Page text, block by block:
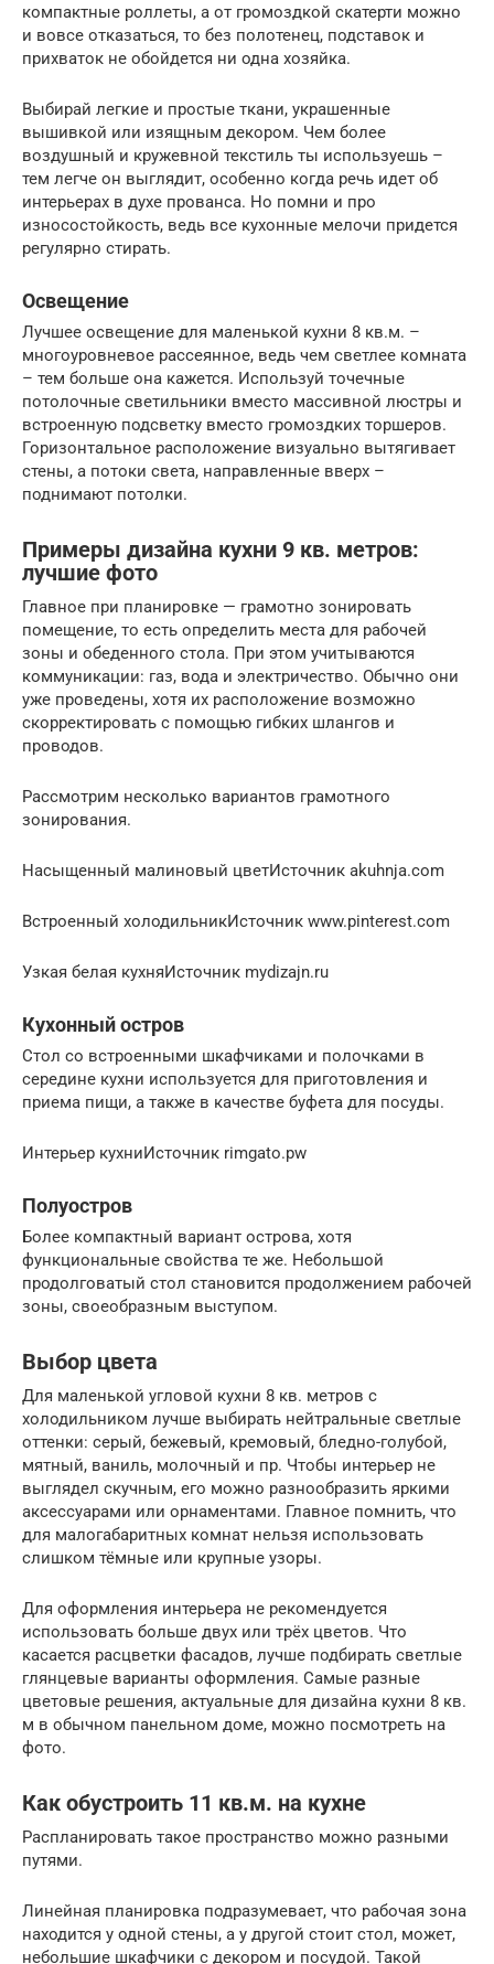
компактные роллеты, а от громоздкой скатерти можно
и вовсе отказаться, то без полотенец, подставок и
прихваток не обойдется ни одна хозяйка.
Выбирай легкие и простые ткани, украшенные
вышивкой или изящным декором. Чем более
воздушный и кружевной текстиль ты используешь –
тем легче он выглядит, особенно когда речь идет об
интерьерах в духе прованса. Но помни и про
износостойкость, ведь все кухонные мелочи придется
регулярно стирать.
Освещение
Лучшее освещение для маленькой кухни 8 кв.м. –
многоуровневое рассеянное, ведь чем светлее комната
– тем больше она кажется. Используй точечные
потолочные светильники вместо массивной люстры и
встроенную подсветку вместо громоздких торшеров.
Горизонтальное расположение визуально вытягивает
стены, а потоки света, направленные вверх –
поднимают потолки.
Примеры дизайна кухни 9 кв. метров:
лучшие фото
Главное при планировке — грамотно зонировать
помещение, то есть определить места для рабочей
зоны и обеденного стола. При этом учитываются
коммуникации: газ, вода и электричество. Обычно они
уже проведены, хотя их расположение возможно
скорректировать с помощью гибких шлангов и
проводов.
Рассмотрим несколько вариантов грамотного
зонирования.
Насыщенный малиновый цветИсточник akuhnja.com
Встроенный холодильникИсточник www.pinterest.com
Узкая белая кухняИсточник mydizajn.ru
Кухонный остров
Стол со встроенными шкафчиками и полочками в
середине кухни используется для приготовления и
приема пищи, а также в качестве буфета для посуды.
Интерьер кухниИсточник rimgato.pw
Полуостров
Более компактный вариант острова, хотя
функциональные свойства те же. Небольшой
продолговатый стол становится продолжением рабочей
зоны, своеобразным выступом.
Выбор цвета
Для маленькой угловой кухни 8 кв. метров с
холодильником лучше выбирать нейтральные светлые
оттенки: серый, бежевый, кремовый, бледно-голубой,
мятный, ваниль, молочный и пр. Чтобы интерьер не
выглядел скучным, его можно разнообразить яркими
аксессуарами или орнаментами. Главное помнить, что
для малогабаритных комнат нельзя использовать
слишком тёмные или крупные узоры.
Для оформления интерьера не рекомендуется
использовать больше двух или трёх цветов. Что
касается расцветки фасадов, лучше подбирать светлые
глянцевые варианты оформления. Самые разные
цветовые решения, актуальные для дизайна кухни 8 кв.
м в обычном панельном доме, можно посмотреть на
фото.
Как обустроить 11 кв.м. на кухне
Распланировать такое пространство можно разными
путями.
Линейная планировка подразумевает, что рабочая зона
находится у одной стены, а у другой стоит стол, может,
небольшие шкафчики с декором и посудой. Такой